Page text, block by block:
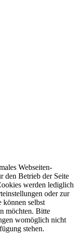
Webseiten-
den Betrieb der Seite
werden lediglich
oder zur
können selbst
möchten. Bitte
womöglich nicht
stehen.